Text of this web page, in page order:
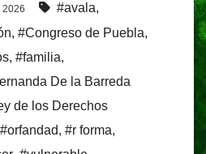
2026 #avala,
, #Congreso de Puebla,
, #familia,
De la Barreda
de los Derechos
#orfandad, #r forma,